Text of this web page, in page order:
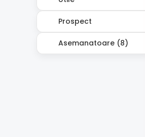
Prospect
Asemanatoare (8)